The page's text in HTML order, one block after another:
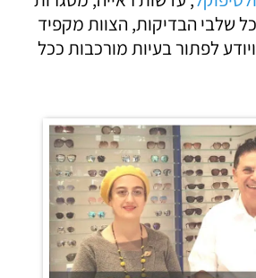
שלבי הבדיקות, הצוות מקפיד
לפתור בעיות מורכבות ככל